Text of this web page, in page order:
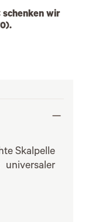
schenken wir
Skalpelle